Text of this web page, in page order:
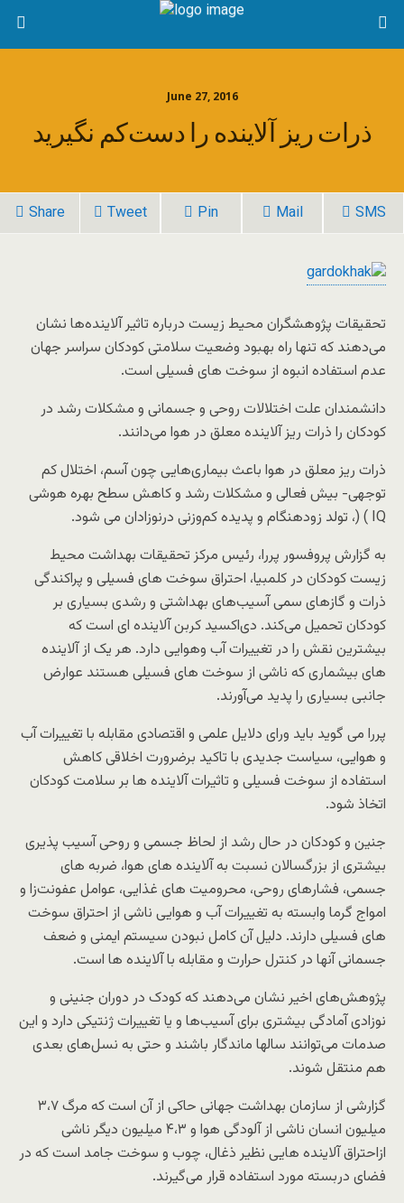
June 27, 2016
ذرات ریز آلاینده را دست‌کم نگیرید
Share Tweet Pin Mail SMS
تحقیقات پژوهشگران محیط زیست درباره تاثیر آلاینده‌ها نشان
می‌دهند که تنها راه بهبود وضعیت سلامتی کودکان سراسر جهان
عدم استفاده انبوه از سوخت های فسیلی است.
دانشمندان علت اختلالات روحی و جسمانی و مشکلات رشد در
کودکان را ذرات ریز آلاینده معلق در هوا می‌دانند.
ذرات ریز معلق در هوا باعث بیماری‌هایی چون آسم، اختلال کم
توجهی- بیش فعالی و مشکلات رشد و کاهش سطح بهره هوشی
IQ ) (، تولد زودهنگام و پدیده کم‌وزنی درنوزادان می شود.
به گزارش پروفسور پررا، رئیس مرکز تحقیقات بهداشت محیط
زیست کودکان در کلمبیا، احتراق سوخت های فسیلی و پراکندگی
ذرات و گازهای سمی آسیب‌های بهداشتی و رشدی بسیاری بر
کودکان تحمیل می‌کند. دی‌اکسید کربن آلاینده ای است که
بیشترین نقش را در تغییرات آب و‌هوایی دارد. هر یک از آلاینده
های بیشماری که ناشی از سوخت های فسیلی هستند عوارض
جانبی بسیاری را پدید می‌آورند.
پررا می گوید باید ورای دلایل علمی و اقتصادی مقابله با تغییرات آب
و هوایی، سیاست جدیدی با تاکید برضرورت اخلاقی کاهش
استفاده از سوخت فسیلی و تاثیرات آلاینده ها بر سلامت کودکان
اتخاذ شود.
جنین و کودکان در حال رشد از لحاظ جسمی و روحی آسیب پذیری
بیشتری از بزرگسالان نسبت به آلاینده های هوا، ضربه های
جسمی، فشارهای روحی، محرومیت های غذایی، عوامل عفونت‌زا و
امواج گرما وابسته به تغییرات آب و هوایی ناشی از احتراق سوخت
های فسیلی دارند. دلیل آن کامل نبودن سیستم ایمنی و ضعف
جسمانی آنها در کنترل حرارت و مقابله با آلاینده ها است.
پژوهش‌های اخیر نشان می‌دهند که کودک در دوران جنینی و
نوزادی آمادگی بیشتری برای آسیب‌ها و یا تغییرات ژنتیکی دارد و این
صدمات می‌توانند سالها ماندگار باشند و حتی به نسل‌های بعدی
هم منتقل شوند.
گزارشی از سازمان بهداشت جهانی حاکی از آن است که مرگ ۳،۷
میلیون انسان ناشی از آلودگی هوا و ۴،۳ میلیون دیگر ناشی
ازاحتراق آلاینده هایی نظیر ذغال، چوب و سوخت جامد است که در
فضای دربسته مورد استفاده قرار می‌گیرند.